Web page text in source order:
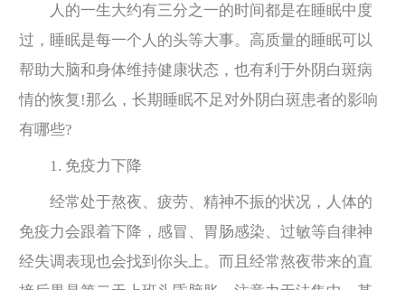
人的一生大约有三分之一的时间都是在睡眠中度
过，睡眠是每一个人的头等大事。高质量的睡眠可以
帮助大脑和身体维持健康状态，也有利于外阴白斑病
情的恢复!那么，长期睡眠不足对外阴白斑患者的影响
有哪些?
1. 免疫力下降
经常处于熬夜、疲劳、精神不振的状况，人体的
免疫力会跟着下降，感冒、胃肠感染、过敏等自律神
经失调表现也会找到你头上。而且经常熬夜带来的直